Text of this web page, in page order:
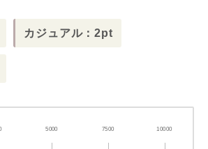
カジュアル：2pt
5000 7500 10000